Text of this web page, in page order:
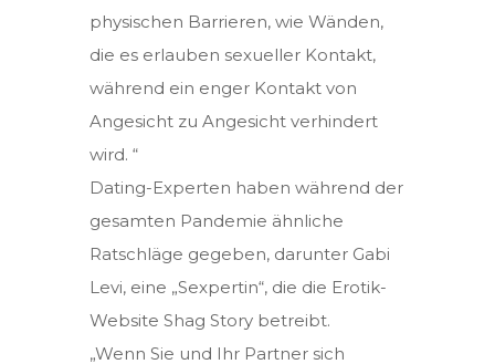
physischen Barrieren, wie Wänden,
die es erlauben sexueller Kontakt,
während ein enger Kontakt von
Angesicht zu Angesicht verhindert
wird. “
Dating-Experten haben während der
gesamten Pandemie ähnliche
Ratschläge gegeben, darunter Gabi
Levi, eine „Sexpertin“, die die Erotik-
Website Shag Story betreibt.
„Wenn Sie und Ihr Partner sich